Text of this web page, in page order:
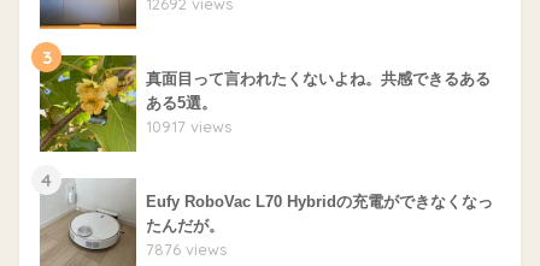
12692 views
3
真面目って言われたくないよね。共感できるある
ある5選。
10917 views
4
Eufy RoboVac L70 Hybridの充電ができなくなっ
たんだが。
7876 views